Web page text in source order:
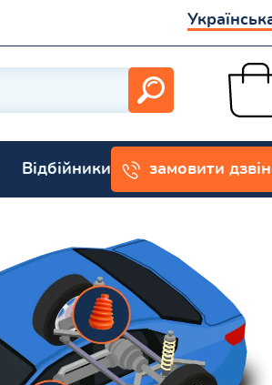
Відбійники замовити